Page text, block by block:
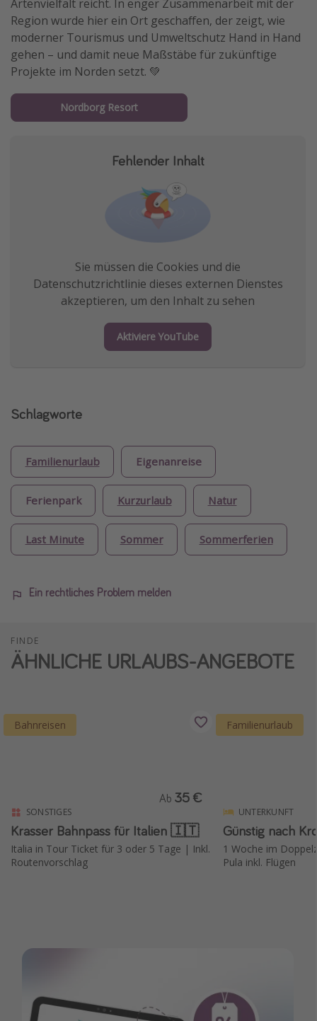
Artenvielfalt reicht. In enger Zusammenarbeit mit der
Region wurde hier ein Ort geschaffen, der zeigt, wie
moderner Tourismus und Umweltschutz Hand in Hand
gehen – und damit neue Maßstäbe für zukünftige
Projekte im Norden setzt. 💚
Nordborg Resort
Fehlender Inhalt
Sie müssen die Cookies und die
Datenschutzrichtlinie dieses externen Dienstes
akzeptieren, um den Inhalt zu sehen
Aktiviere YouTube
Schlagworte
Familienurlaub Eigenanreise
Ferienpark Kurzurlaub Natur
Last Minute Sommer Sommerferien
Ein rechtliches Problem melden
FINDE
ÄHNLICHE URLAUBS-ANGEBOTE
Bahnreisen
SONSTIGES
Krasser Bahnpass für Italien 🇮🇹
Italia in Tour Ticket für 3 oder 5 Tage | Inkl.
Routenvorschlag
Ab 35 €
Familienurlaub
UNTERKUNFT
Günstig nach
1 Woche im
Pula inkl. Flügen